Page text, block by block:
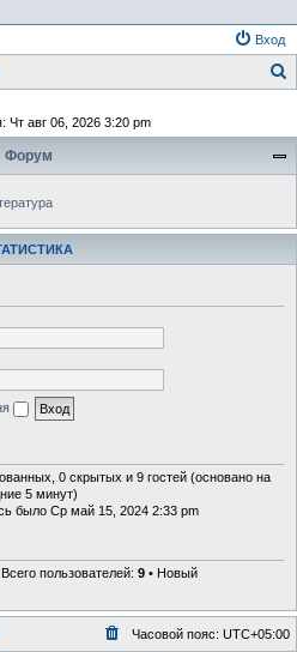
Вход
Чт авг 06, 2026 3:20 pm
Форум
0 скрытых и 9 гостей (основано на
5 минут)
было Ср май 15, 2024 2:33 pm
Всего пользователей: 9 • Новый
Часовой пояс: UTC+05:00